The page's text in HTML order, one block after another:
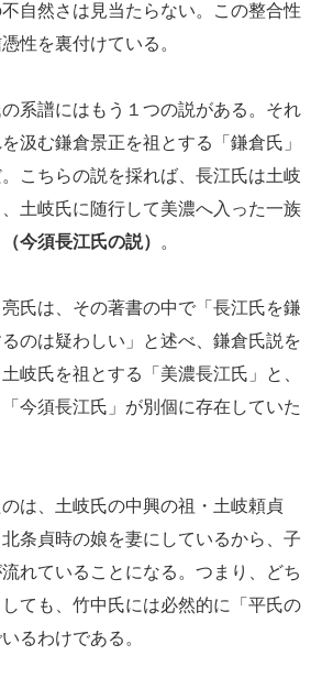
自然さは見当たらない。この整合性
性を裏付けている。
系譜にはもう１つの説がある。それ
汲む鎌倉景正を祖とする「鎌倉氏」
こちらの説を採れば、長江氏は土岐
土岐氏に随行して美濃へ入った一族
（今須長江氏の説） 。
氏は、その著書の中で「長江氏を鎌
のは疑わしい」と述べ、鎌倉氏説を
岐氏を祖とする「美濃長江氏」と、
今須長江氏」が別個に存在していた
は、土岐氏の中興の祖・土岐頼貞
条貞時の娘を妻にしているから、子
れていることになる。つまり、どち
ても、竹中氏には必然的に「平氏の
るわけである。